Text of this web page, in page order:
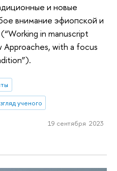
и новые
внимание эфиопской и
in manuscript
Approaches, with a focus
ученого
19 сентября 2023